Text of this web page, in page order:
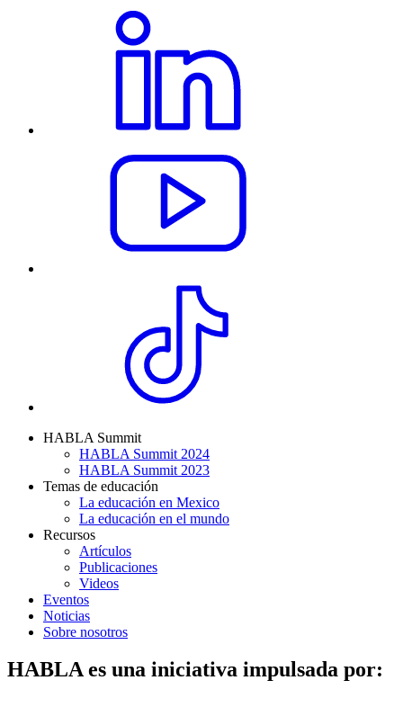
HABLA Summit
HABLA Summit 2024
HABLA Summit 2023
Temas de educación
La educación en Mexico
La educación en el mundo
Recursos
Artículos
Publicaciones
Videos
Eventos
Noticias
Sobre nosotros
HABLA es una iniciativa impulsada por: